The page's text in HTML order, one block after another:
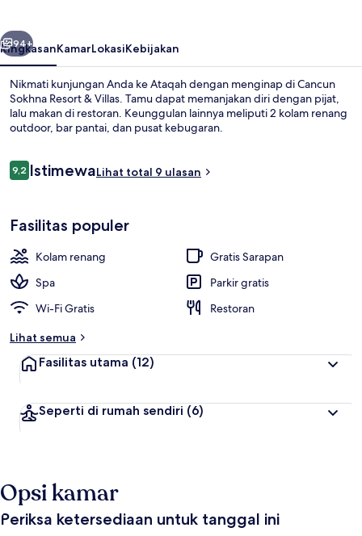
Berikutnya
94+
RingkasanKamarLokasiKebijakan
Nikmati kunjungan Anda ke Ataqah dengan menginap di Cancun
Sokhna Resort & Villas. Tamu dapat memanjakan diri dengan pijat,
lalu makan di restoran. Keunggulan lainnya meliputi 2 kolam renang
outdoor, bar pantai, dan pusat kebugaran.
Ulasan
9,29,2 dari 10
IstimewaLihat total 9 ulasan
Fasilitas populer
Kolam renang
Gratis Sarapan
Spa
Parkir gratis
Wi-Fi Gratis
Restoran
Lihat semua
Fasilitas utama (12)
Seperti di rumah sendiri (6)
Opsi kamar
Periksa ketersediaan untuk tanggal ini